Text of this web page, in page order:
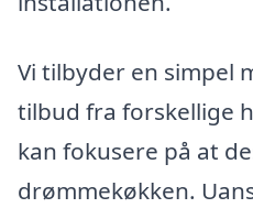
Vi tilbyder en simpel
tilbud fra forskellige
kan fokusere på at
drømmekøkken.